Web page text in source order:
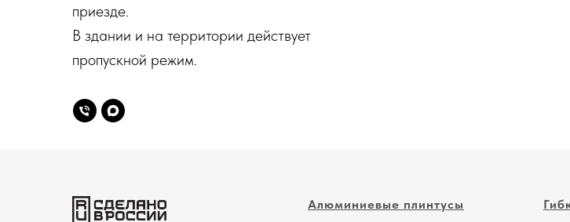
приезде.
В здании и на территории действует
пропускной режим.
Алюминиевые плинтусы